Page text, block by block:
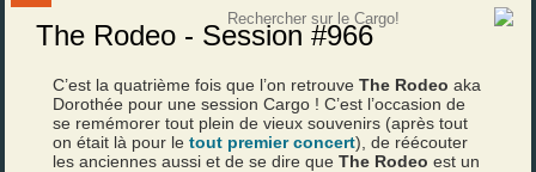
The Rodeo - Session #966
C’est la quatrième fois que l’on retrouveThe Rodeo aka
Dorothée pour une session Cargo ! C’est l’occasion de
se remémorer tout plein de vieux souvenirs (après tout
on était là pour letout premier concert), de réécouter
les anciennes aussi et de se dire queThe Rodeo est un